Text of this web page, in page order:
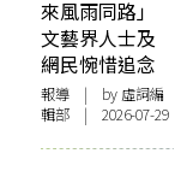
來風雨同路」
文藝界人士及
網民惋惜追念
報導 | by 虛詞編
輯部 | 2026-07-29